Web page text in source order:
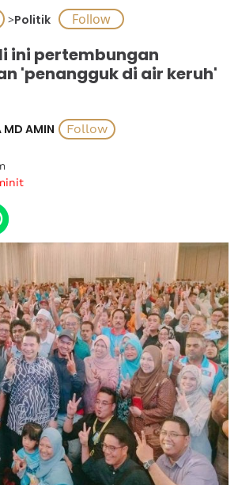
>Politik
ini pertembungan
'penangguk di air keruh'
MD AMIN